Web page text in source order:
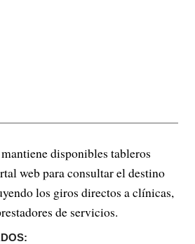
disponibles tableros
web para consultar el destino
los giros directos a clínicas,
de servicios.